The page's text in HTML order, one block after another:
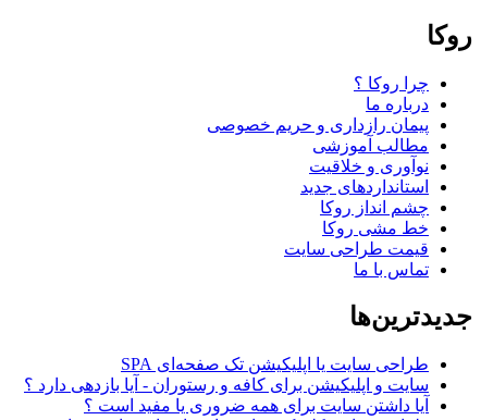
روکا
چرا روکا ؟
درباره ما
پیمان رازداری و حریم خصوصی
مطالب آموزشی
نوآوری و خلاقیت
استانداردهای جدید
چشم انداز روکا
خط مشی روکا
قیمت طراحی سایت
تماس با ما
جدیدترین‌ها
طراحی سایت یا اپلیکیشن تک صفحه‌ای SPA
سایت و اپلیکیشن برای کافه و رستوران - آیا بازدهی دارد ؟
آیا داشتن سایت برای همه ضروری یا مفید است ؟